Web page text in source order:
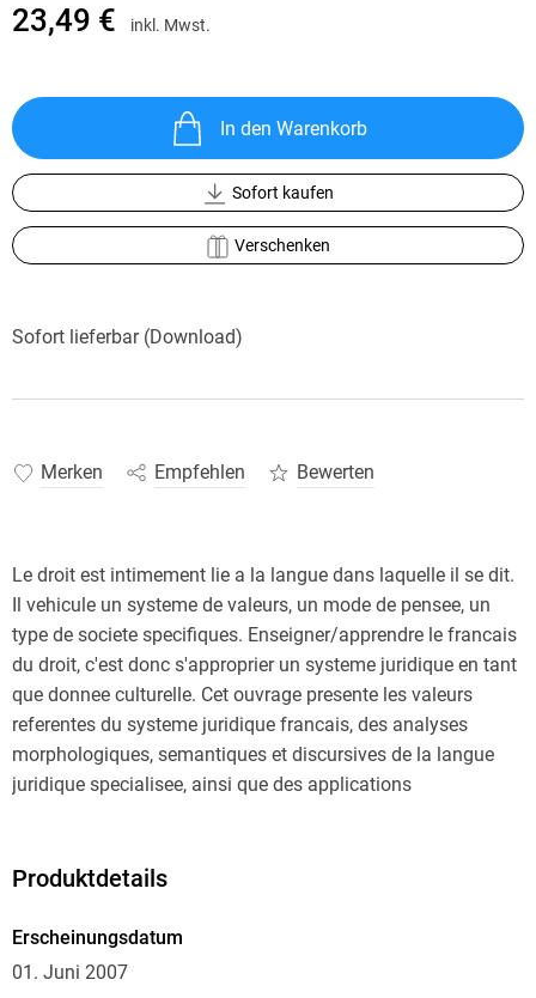
23,49 € inkl. Mwst.
In den Warenkorb
Sofort kaufen
Verschenken
Sofort lieferbar (Download)
Merken Empfehlen Bewerten
Le droit est intimement lie a la langue dans laquelle il se dit.
Il vehicule un systeme de valeurs, un mode de pensee, un
type de societe specifiques. Enseigner/apprendre le francais
du droit, c'est donc s'approprier un systeme juridique en tant
que donnee culturelle. Cet ouvrage presente les valeurs
referentes du systeme juridique francais, des analyses
morphologiques, semantiques et discursives de la langue
juridique specialisee, ainsi que des applications
Produktdetails
Erscheinungsdatum
01. Juni 2007